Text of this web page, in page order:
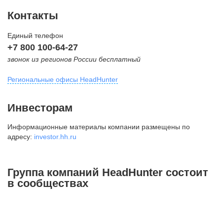
Контакты
Единый телефон
+7 800 100-64-27
звонок из регионов России бесплатный
Региональные офисы HeadHunter
внутригородская территория
Муниципальный округ Тверской,
2-я Брестская ул., д. 48,
+7 495 980-64-27
Инвесторам
Информационные материалы компании размещены по
адресу: investor.hh.ru
Группа компаний HeadHunter состоит
в сообществах